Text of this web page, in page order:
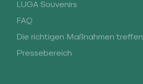
LUGA Souvenirs
FAQ
Die richtigen Maßnahmen treffen
Pressebereich